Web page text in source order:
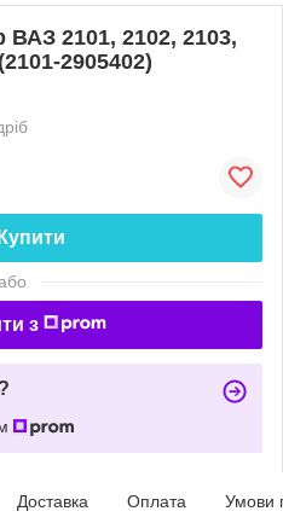
ВАЗ 2101, 2102, 2103,
2905402)
Купити
з
Доставка Оплата Умови